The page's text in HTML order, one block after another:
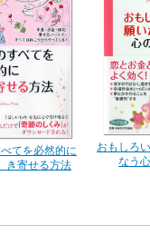
てを必然的に
き寄せる方法
おもしろ
なう